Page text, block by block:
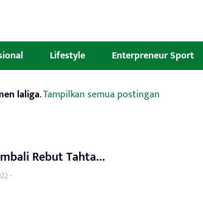
Lifestyle Enterpreneur Sport
laliga.Tampilkan semua postingan
Rebut Tahta…
-